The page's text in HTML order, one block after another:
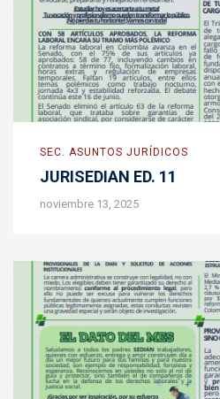
SEC. ASUNTOS JURÍDICOS
JURISEDIAN ED. 11
noviembre 13, 2025